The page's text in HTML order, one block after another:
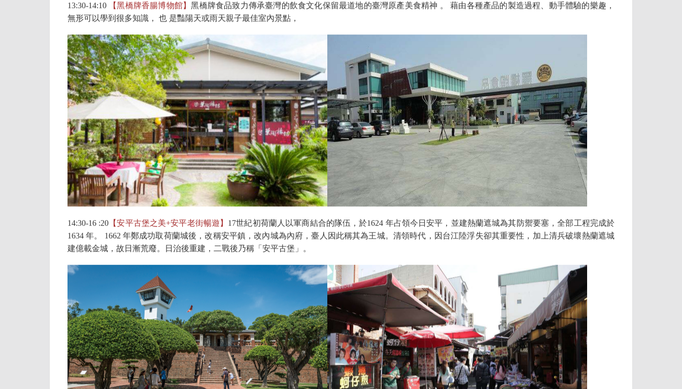
13:30-14:10 【黑橋牌香腸博物館】黑橋牌食品致力傳承臺灣的飲食文化保留最道地的臺灣原產美食精神 。 藉由各種產品的製造過程、動手體驗的樂趣，
無形可以學到很多知識， 也 是豔陽天或雨天親子最佳室內景點，
14:30-16 :20 【安平古堡之美+安平老街暢遊】 17世紀初荷蘭人以軍商結合的隊伍，於1624 年占領今日安平，並建熱蘭遮城為其防禦要塞，全部工程完成於
1634 年。 1662 年鄭成功取荷蘭城後，改稱安平鎮，改內城為內府，臺人因此稱其為王城。清領時代，因台江陸浮失卻其重要性，加上清兵破壞熱蘭遮城
建億載金城，故日漸荒廢。日治後重建，二戰後乃稱「安平古堡」。